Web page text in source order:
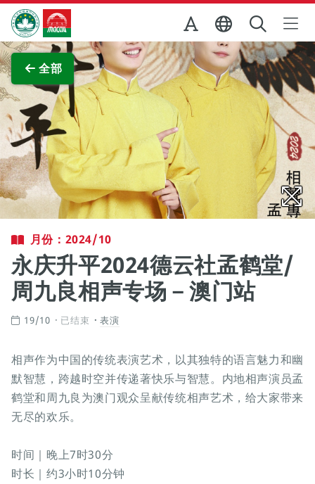
跳至主内容
澳门特别行政区政府旅游局
全部
查看原图
月份：2024/10
永庆升平2024德云社孟鹤堂/
周九良相声专场－澳门站
19/10 已结束 表演
相声作为中国的传统表演艺术，以其独特的语言魅力和幽
默智慧，跨越时空并传递著快乐与智慧。内地相声演员孟
鹤堂和周九良为澳门观众呈献传统相声艺术，给大家带来
无尽的欢乐。
时间｜晚上7时30分
时长｜约3小时10分钟